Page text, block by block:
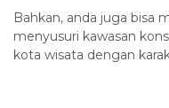
Bahkan, anda juga bisa
menyusuri kawasan
kota wisata dengan